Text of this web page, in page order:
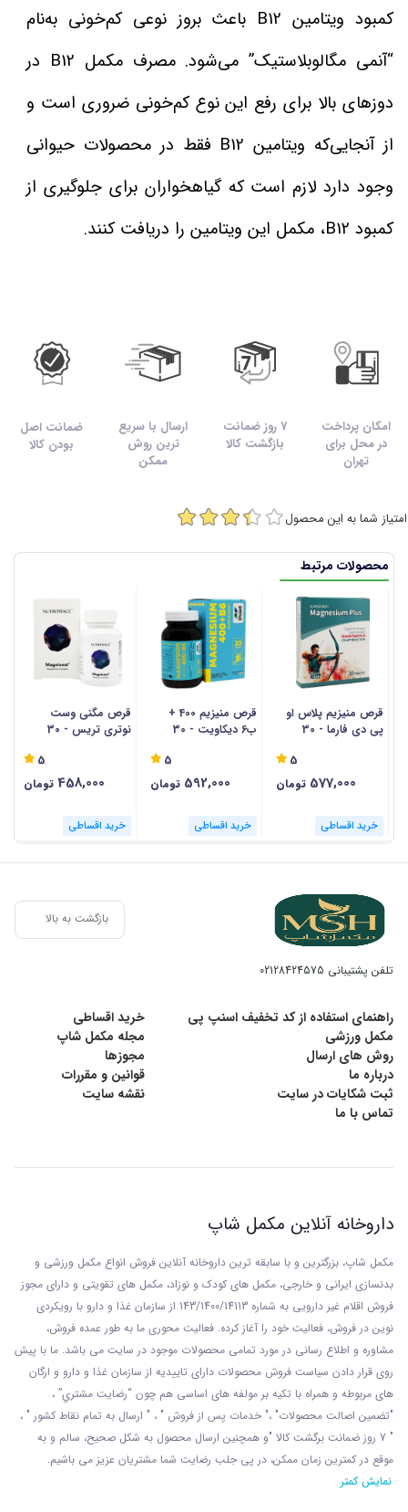
کمبود ویتامین‌ B12 باعث بروز نوعی کم‌خونی به‌نام
“آنمی مگالوبلاستیک” می‌شود. مصرف مکمل B12 در
دوزهای بالا برای رفع این نوع کم‌خونی ضروری است و
از آنجایی‌که ویتامین B12 فقط در محصولات حیوانی
وجود دارد لازم است که گیاهخواران برای جلوگیری از
کمبود B12، مکمل این ویتامین را دریافت کنند.
امکان پرداخت
در محل برای
تهران
7 روز ضمانت
بازگشت کالا
ارسال با سریع
ترین روش
ممکن
ضمانت اصل
بودن کالا
امتیاز شما به این محصول
محصولات مرتبط
قرص منیزیم پلاس او
پی دی فارما - 30
5
577,000 تومان
خرید اقساطی
قرص منیزیم 400 +
ب6 دیکاویت - 30
5
592,000 تومان
خرید اقساطی
قرص مگنی وست
نوتری تریس - 30
5
458,000 تومان
خرید اقساطی
بازگشت به بالا
تلفن پشتیبانی 02128424575
راهنمای استفاده از کد تخفیف اسنپ پی
خرید اقساطی
مکمل ورزشی
مجله مکمل شاپ
روش های ارسال
مجوزها
درباره ما
قوانین و مقررات
ثبت شکایات در سایت
نقشه سایت
تماس با ما
داروخانه آنلاین مکمل شاپ
مکمل شاپ، بزرگترین و با سابقه ترین داروخانه آنلاین فروش انواع مکمل ورزشی و
بدنسازی ایرانی و خارجی، مکمل های کودک و نوزاد، مکمل های تقویتی و دارای مجوز
فروش اقلام غیر دارویی به شماره 143/1400/14113 از
سازمان غذا و دارو با رويکردی
نوين در فروش، فعاليت خود را آغاز کرده. فعاليت محوری ما به طور عمده فروش،
مشاوره و اطلاع رسانی در مورد تمامی محصولات موجود در سایت می باشد. ما با پيش
روی قرار دادن سياست فروش محصولات دارای تاييديه از سازمان غذا و دارو و ارگان
های مربوطه و همراه با تکيه بر مولفه های اساسی هم چون “رضايت مشتري” ،
"تضمين اصالت محصولات" ،" خدمات پس از فروش " ، " ارسال به تمام نقاط کشور " ،
" 7 روز ضمانت برگشت کالا "و همچنين ارسال محصول به شکل صحيح، سالم و به
موقع در کمترين زمان ممکن، در پی جلب رضايت شما مشتريان عزیز می باشيم.
نمایش کمتر